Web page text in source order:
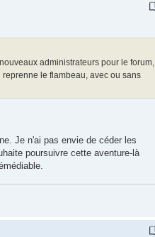
administrateurs pour le forum,
le flambeau, avec ou sans
Je n'ai pas envie de céder les
poursuivre cette aventure-là